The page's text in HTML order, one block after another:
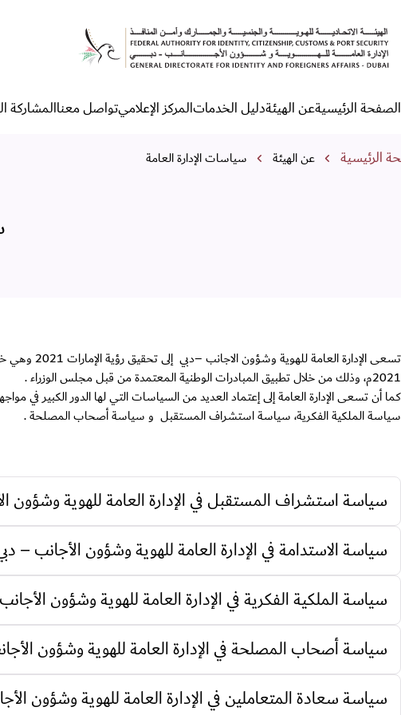
سياسات الإدارة العامة
القائمة الرئيسية
الصفحة الرئيسيةعن الهيئةدليل الخدماتالمركز الإعلاميتواصل معناالمشاركة
مسار التنقل
الرئيسية عن الهيئة سياسات الإدارة العامة
تسعى
2021م، وذلك من خلال تطبيق المبادرات الوطنية المعتمدة من قبل مجلس الوزراء .
كما أن تسعى الإدارة العامة إلى إعتماد العديد من السياسات التي لها الدور الكبير
سياسة الملكية الفكرية، سياسة استشراف المستقبل و سياسة أصحاب المصلحة .
سياسة استشراف المستقبل في الإدارة العامة للهوية وشؤون
سياسة الاستدامة في الإدارة العامة للهوية وشؤون الأجانب –
سياسة الملكية الفكرية في الإدارة العامة للهوية وشؤون
سياسة أصحاب المصلحة في الإدارة العامة للهوية وشؤون
سياسة سعادة المتعاملين في الإدارة العامة للهوية وشؤون